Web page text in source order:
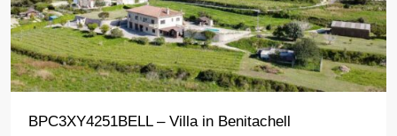
BPC3XY4251BELL – Villa in Benitachell